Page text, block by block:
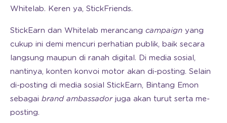
Whitelab. Keren ya, StickFriends.
StickEarn dan Whitelab merancang campaign yang
cukup ini demi mencuri perhatian publik, baik secara
langsung maupun di ranah digital. Di media sosial,
nantinya, konten konvoi motor akan di-posting. Selain
di-posting di media sosial StickEarn, Bintang Emon
sebagai brand ambassadorjuga akan turut serta me-
posting.